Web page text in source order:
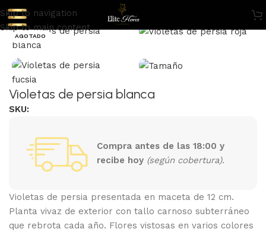
Skip to navigation
Skip to main content
AGOTADO
Violetas de persia blanca
SKU:
Compra antes de las 18:00 y
recibe hoy (según cobertura).
Violetas de persia presentada en maceta de 12 cm.
Planta vivaz de exterior con tallo carnoso subterráneo
que rebrota cada año. Flores vistosas en varios colores